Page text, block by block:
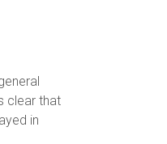
clear that
in